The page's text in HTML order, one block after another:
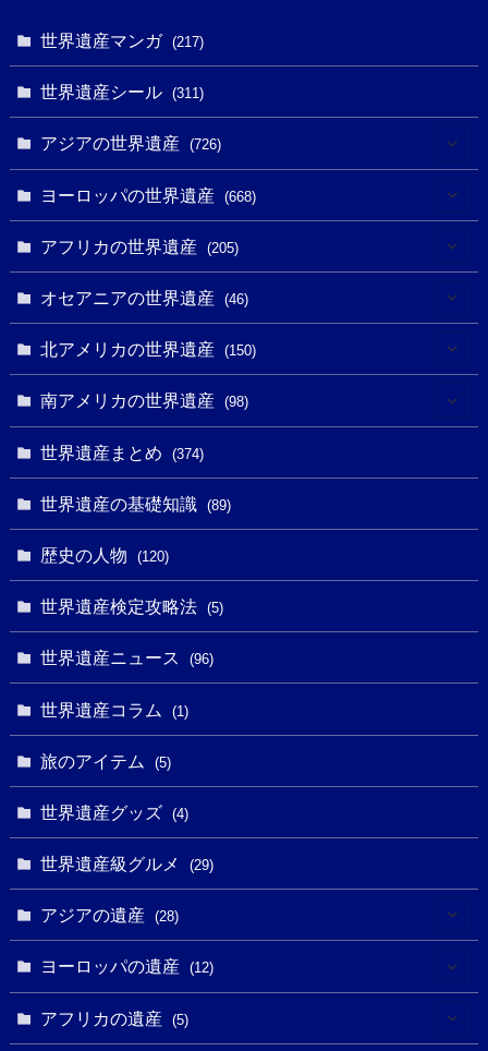
世界遺産マンガ (217)
世界遺産シール (311)
アジアの世界遺産 (726)
(6)
(10)
(10)
(5)
(18)
(3)
ヨーロッパの世界遺産 (668)
(4)
(3)
(6)
(1)
(43)
(4)
(2)
(5)
アフリカの世界遺産 (205)
(8)
(1)
(32)
(13)
(2)
(1)
(5)
(2)
オセアニアの世界遺産 (46)
(25)
(6)
(1)
北アメリカの世界遺産 (150)
(31)
(27)
(10)
南アメリカの世界遺産 (98)
(4)
(9)
(3)
(5)
(19)
(8)
世界遺産まとめ (374)
世界遺産の基礎知識 (89)
歴史の人物 (120)
世界遺産検定攻略法 (5)
世界遺産ニュース (96)
世界遺産コラム (1)
旅のアイテム (5)
世界遺産グッズ (4)
世界遺産級グルメ (29)
アジアの遺産 (28)
(1)
ヨーロッパの遺産 (12)
(2)
アフリカの遺産 (5)